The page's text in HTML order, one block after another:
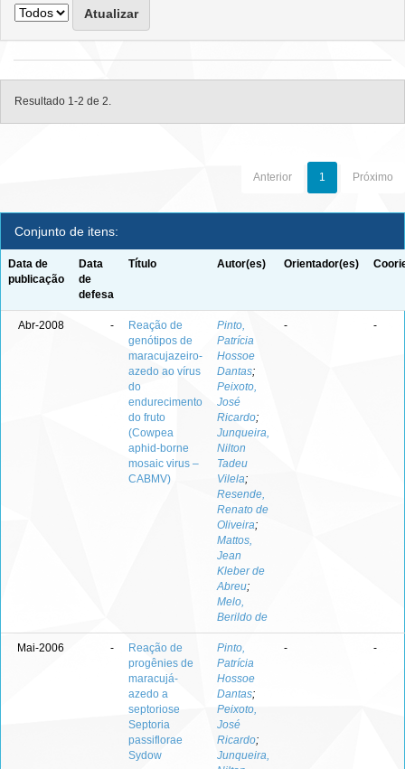
Resultado 1-2 de 2.
Anterior 1 Próximo
Conjunto de itens:
Data de
publicação
Data
de
defesa
Título Autor(es) Orientador(es)
Abr-2008 -
Reação de
genótipos de
maracujazeiro-
azedo ao vírus
do
endurecimento
do fruto
(Cowpea
aphid-borne
mosaic virus –
CABMV)
Pinto,
Patrícia
Hossoe
Dantas;
Peixoto,
José
Ricardo;
Junqueira,
Nilton
Tadeu
Vilela;
Resende,
Renato de
Oliveira;
Mattos,
Jean
Kleber de
Abreu;
Melo,
Berildo de
- -
Mai-2006 -
Reação de
progênies de
maracujá-
azedo a
septoriose
Septoria
passiflorae
Sydow
Pinto,
Patrícia
Hossoe
Dantas;
Peixoto,
José
Ricardo;
Junqueira,
- -